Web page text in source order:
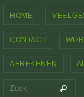
HOME
CONTACT
AFREKENEN
Zoek